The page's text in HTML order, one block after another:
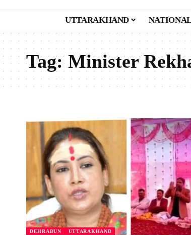
UTTARAKHAND
Tag:Minister
DEHRADUN UTTARAKHAND